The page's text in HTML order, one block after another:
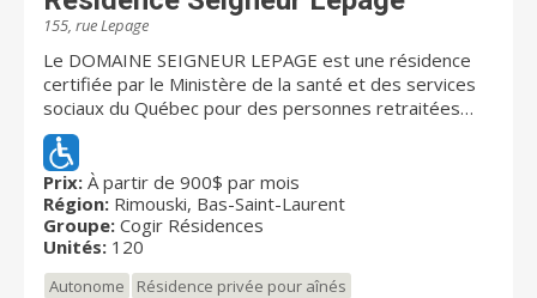
155, rue Lepage
Le DOMAINE SEIGNEUR LEPAGE est une résidence
certifiée par le Ministère de la santé et des services
sociaux du Québec pour des personnes retraitées
autonomes. Elle offre une variété de services
personnalisés dans un cadre sécuritaire avec une
approche professionnelle et chaleureuse. Elle est
située au cœur du centre- ville de Rimouski à deux pas
du fleuve.
Prix: À partir de 900$ par mois
Région: Rimouski, Bas-Saint-Laurent
Groupe: Cogir Résidences
Unités: 120
Autonome Résidence privée pour aînés